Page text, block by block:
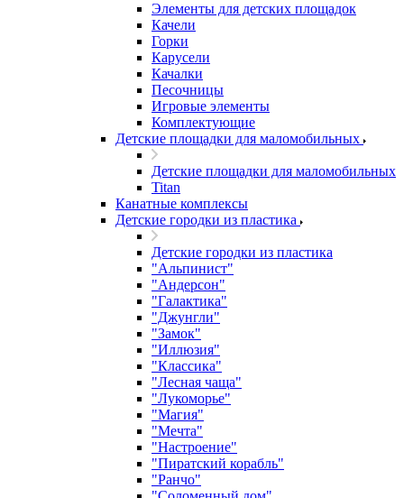
Элементы для детских площадок
Качели
Горки
Карусели
Качалки
Песочницы
Игровые элементы
Комплектующие
Детские площадки для маломобильных
Детские площадки для маломобильных
Titan
Канатные комплексы
Детские городки из пластика
Детские городки из пластика
"Альпинист"
"Андерсон"
"Галактика"
"Джунгли"
"Замок"
"Иллюзия"
"Классика"
"Лесная чаща"
"Лукоморье"
"Магия"
"Мечта"
"Настроение"
"Пиратский корабль"
"Ранчо"